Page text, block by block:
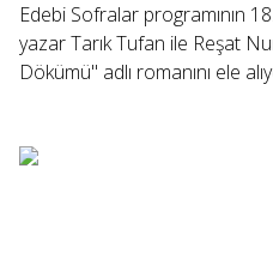
Edebi Sofralar programının
yazar Tarık Tufan ile Reşat
Dökümü" adlı romanını ele